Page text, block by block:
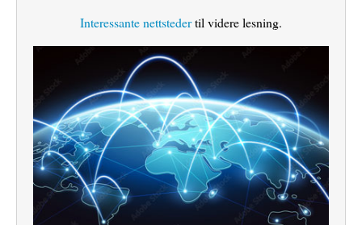
Interessante nettstedertil videre lesning.